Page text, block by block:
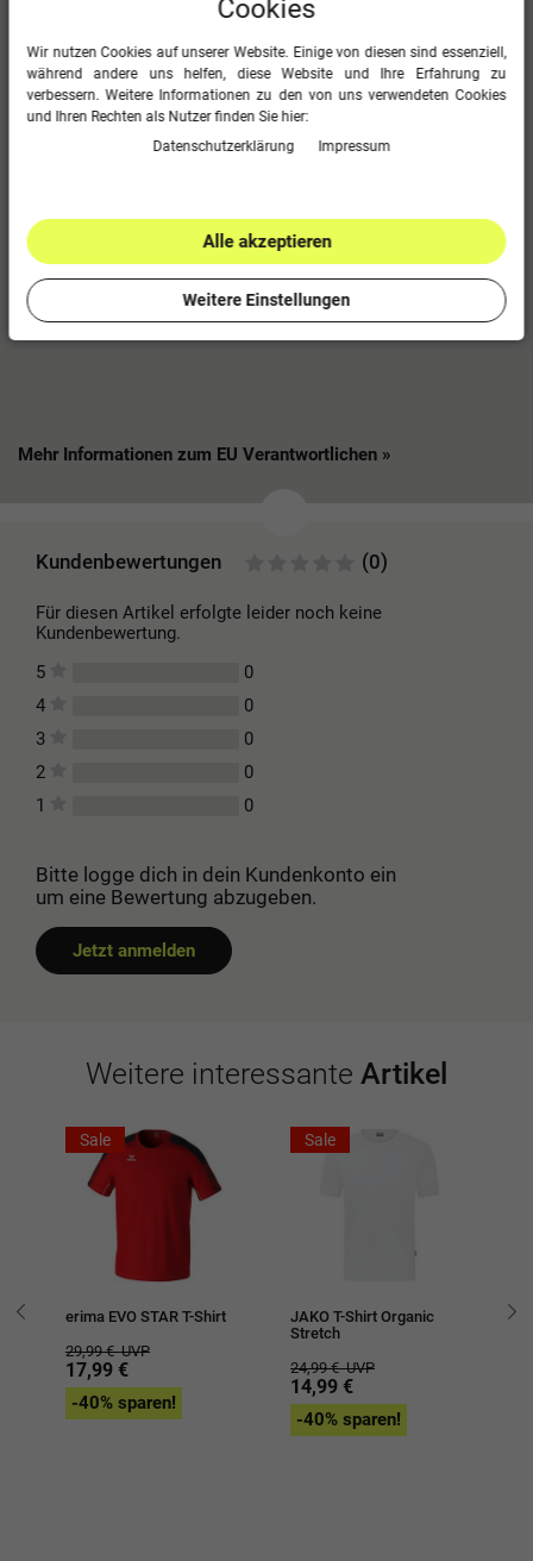
wird das Shirt aus extrem leichtem und
schnelltrocknendem Funktionspolyester.
Erhältlich ist das erima T-Shirt Funktions Teamsport in insgesamt 11
verschiedenen Farben und alle Größen. Das Material besteht zu
100% aus Polyester.
Material: 100% Polyester
Für Sport- und Freizeitbedarf
Extrem leichtes und schnelltrocknendes Funktionsmaterial
In 11 verschiedenen Farben bestellbar
Mehr Informationen zum EU Verantwortlichen »
Kundenbewertungen (0)
Für diesen Artikel erfolgte leider noch keine
Kundenbewertung.
5
0
4
0
3
0
2
0
1
0
Bitte logge dich in dein Kundenkonto ein
um eine Bewertung abzugeben.
Jetzt anmelden
Weitere interessante Artikel
Sale
erima EVO STAR T-Shirt
29,99 €UVP
17,99 €
-40% sparen!
Sale
JAKO T-Shirt Organic
Stretch
24,99 €UVP
14,99 €
-40% sparen!
Cookies
Wir nutzen Cookies auf unserer Website. Einige von diesen sind essenziell,
während andere uns helfen, diese Website und Ihre Erfahrung zu
verbessern. Weitere Informationen zu den von uns verwendeten Cookies
und Ihren Rechten als Nutzer finden Sie hier:
Daten­schutz­erklärung
Impressum
Alle akzeptieren
Weitere Einstellungen